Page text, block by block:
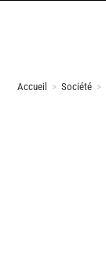
Accueil > Société >